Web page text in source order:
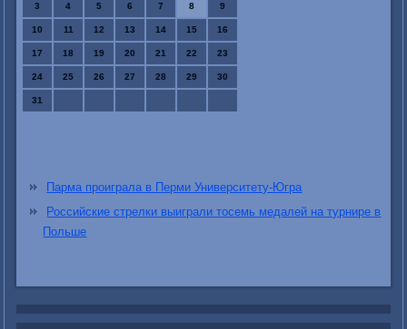
3 4 5 6 7 8 9
10 11 12 13 14 15 16
17 18 19 20 21 22 23
24 25 26 27 28 29 30
31
Парма проиграла в Перми Университету-Югра
Российские стрелки выиграли тосемь медалей на турнире в
Польше